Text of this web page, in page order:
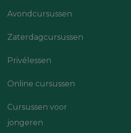
Avondcursussen
Zaterdagcursussen
Privélessen
Online cursussen
Cursussen voor
jongeren